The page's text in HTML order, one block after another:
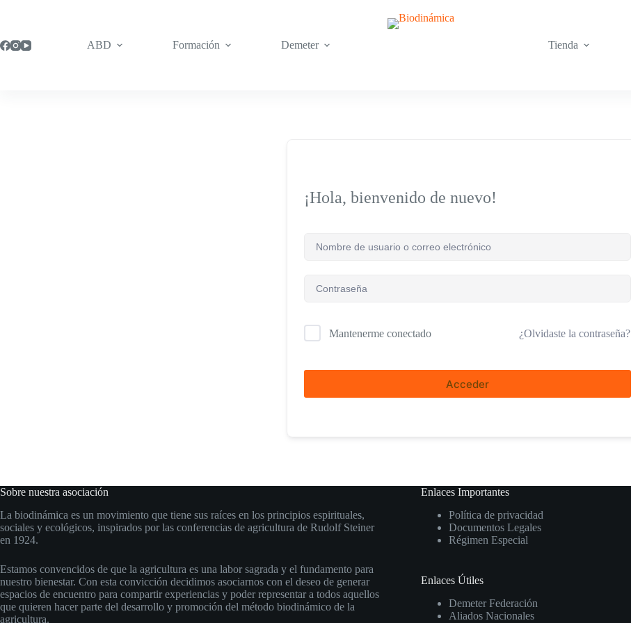
ABD
Formación Demeter Tienda
¡Hola, bienvenido de nuevo!
Mantenerme conectado ¿Olvidaste la contraseña?
Acceder
Sobre nuestra asociación
La biodinámica es un movimiento que tiene sus raíces en los principios espirituales,
sociales y ecológicos, inspirados por las conferencias de agricultura de Rudolf Steiner
en 1924.
Estamos convencidos de que la agricultura es una labor sagrada y el fundamento para
nuestro bienestar. Con esta convicción decidimos asociarnos con el deseo de generar
espacios de encuentro para compartir experiencias y poder representar a todos aquellos
que quieren hacer parte del desarrollo y promoción del método biodinámico de la
agricultura.
Enlaces Importantes
Política de privacidad
Documentos Legales
Régimen Especial
Enlaces Útiles
Demeter Federación
Aliados Nacionales